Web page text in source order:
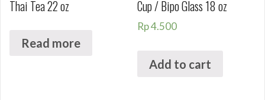
Thai Tea 22 oz
Read more
Cup / Bipo Glass 18 oz
Rp4.500
Add to cart